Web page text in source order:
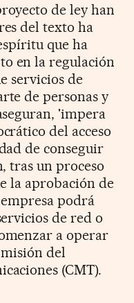
de ley han
del texto ha
que ha
en la regulación
servicios de
de personas y
'impera
del acceso
de conseguir
tras un proceso
la aprobación de
podrá
de red o
a operar
del
(CMT).